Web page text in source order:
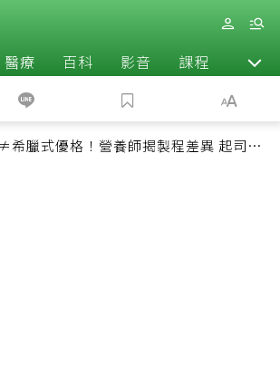
醫療 百科 影音 課程 退休
希臘式優格！營養師揭製程差異 起司片